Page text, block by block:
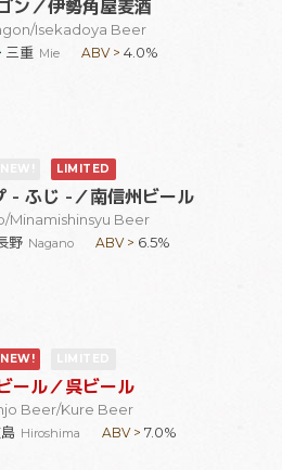
ン／伊勢角屋麦酒
/Isekadoya Beer
三重 Mie ABV > 4.0%
LIMITED
- ふじ -／南信州ビール
/Minamishinsyu Beer
野 Nagano ABV > 6.5%
NEW!
ール／呉ビール
Beer/Kure Beer
Hiroshima ABV > 7.0%